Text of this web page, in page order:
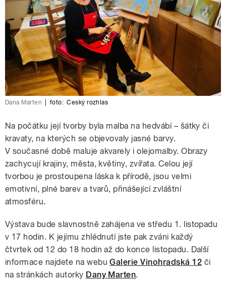
Dana Marten foto: Český rozhlas
Na počátku její tvorby byla malba na hedvábí – šátky či
kravaty, na kterých se objevovaly jasné barvy.
V současné době maluje akvarely i olejomalby. Obrazy
zachycují krajiny, města, květiny, zvířata. Celou její
tvorbou je prostoupena láska k přírodě, jsou velmi
emotivní, plné barev a tvarů, přinášející zvláštní
atmosféru.
Výstava bude slavnostně zahájena ve středu 1. listopadu
v 17 hodin. K jejímu zhlédnutí jste pak zváni každý
čtvrtek od 12 do 18 hodin až do konce listopadu. Další
informace najdete na webuGalerie Vinohradská 12 či
na stránkách autorky Dany Marten.